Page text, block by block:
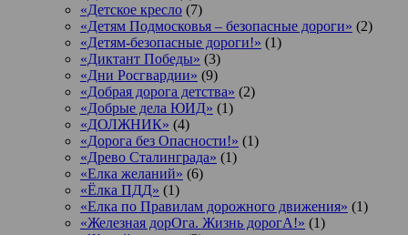
«Детское кресло (7)
«Детям Подмосковья – безопасные дороги» (2)
«Детям-безопасные дороги!» (1)
«Диктант Победы» (3)
«Дни Росгвардии» (9)
«Добрая дорога детства» (2)
«Добрые дела ЮИД» (1)
«ДОЛЖНИК» (4)
«Дорога без Опасности!» (1)
«Древо Сталинграда» (1)
«Елка желаний» (6)
«Ёлка ПДД» (1)
«Елка по Правилам дорожного движения» (1)
«Железная дорОга. Жизнь дорогА!» (1)